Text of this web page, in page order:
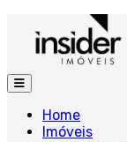
Home
Imóveis